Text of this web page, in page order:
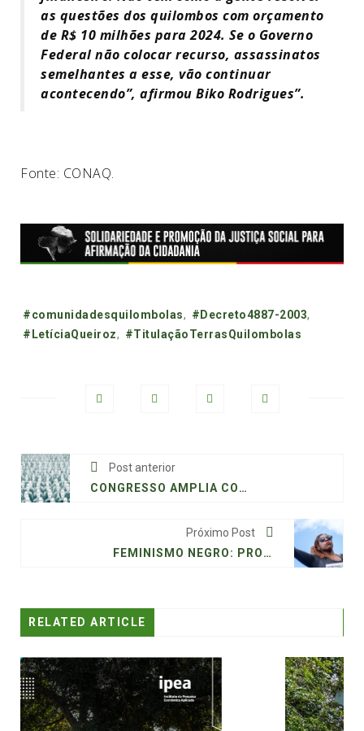
as questões dos quilombos com orçamento
de R$ 10 milhões para 2024. Se o Governo
Federal não colocar recurso, assassinatos
semelhantes a esse, vão continuar
acontecendo”, afirmou Biko Rodrigues”.
Fonte: CONAQ.
Tags:
#comunidadesquilombolas, #Decreto4887-2003,
#LetíciaQueiroz, #TitulaçãoTerrasQuilombolas
Post anterior
CONGRESSO AMPLIA CONCENTRAÇÃO DA MÍDIA AUMENTANDO RISCO À DEMOCRACIA
Próximo Post
FEMINISMO NEGRO: PROTAGONISMO NO ENFRENTAMENTO À VIOLÊNCIA CONTRA MULHERES NO BRASIL
RELATED ARTICLE